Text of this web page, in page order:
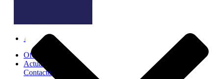
Ofertas
Actualidad
Contacto